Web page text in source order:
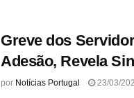
Greve dos
Adesão, Revela
por Notícias Portugal 23/03/